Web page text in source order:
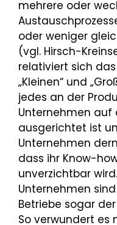
mehrere oder
oder weniger
(vgl. Hirsch-
relativiert sich
„Kleinen“ und
jedes an der
Unternehmen auf
ausgerichtet ist
Unternehmen
dass ihr Know-
unverzichtbar
Unternehmen
Betriebe sogar
So verwundert es